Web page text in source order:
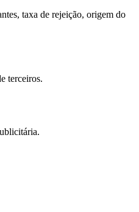
taxa de rejeição, origem do
terceiros.